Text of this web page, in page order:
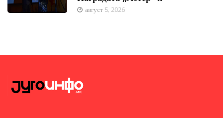
август 5, 2026